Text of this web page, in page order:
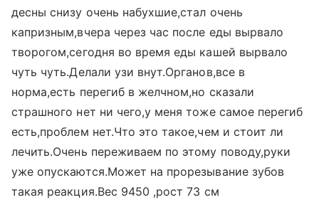
десны снизу очень набухшие,стал очень
капризным,вчера через час после еды вырвало
творогом,сегодня во время еды кашей вырвало
чуть чуть.Делали узи внут.Органов,все в
норма,есть перегиб в желчном,но сказали
страшного нет ни чего,у меня тоже самое перегиб
есть,проблем нет.Что это такое,чем и стоит ли
лечить.Очень переживаем по этому поводу,руки
уже опускаются.Может на прорезывание зубов
такая реакция.Вес 9450 ,рост 73 см